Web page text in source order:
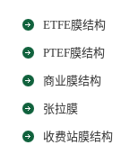
ETFE膜结构
PTEF膜结构
商业膜结构
张拉膜
收费站膜结构